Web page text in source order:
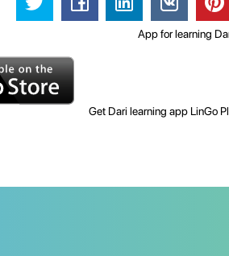
App for learning
Get Dari learning app LinGo